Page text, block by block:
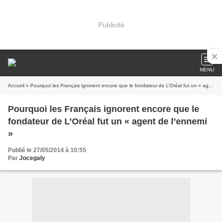
Publicité
MENU
Accueil » Pourquoi les Français ignorent encore que le fondateur de L’Oréal fut un « agent de l’ennemi »
Pourquoi les Français ignorent encore que le
fondateur de L’Oréal fut un « agent de l’ennemi
»
Publié le 27/05/2014 à 10:55
Par Jocegaly